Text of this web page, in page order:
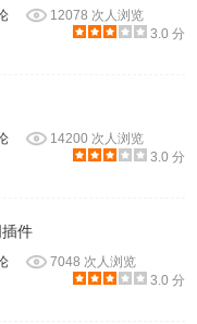
12078 次人浏览
3.0 分
14200 次人浏览
3.0 分
件
7048 次人浏览
3.0 分